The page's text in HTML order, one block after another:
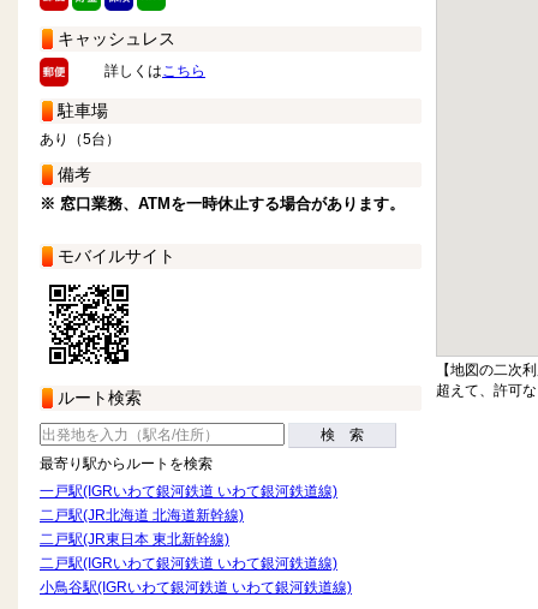
キャッシュレス
詳しくはこちら
駐車場
あり（5台）
備考
※ 窓口業務、ATMを一時休止する場合があります。
モバイルサイト
ルート検索
検 索
最寄り駅からルートを検索
一戸駅(IGRいわて銀河鉄道 いわて銀河鉄道線)
二戸駅(JR北海道 北海道新幹線)
二戸駅(JR東日本 東北新幹線)
二戸駅(IGRいわて銀河鉄道 いわて銀河鉄道線)
小鳥谷駅(IGRいわて銀河鉄道 いわて銀河鉄道線)
【地図の二次
超えて、許可